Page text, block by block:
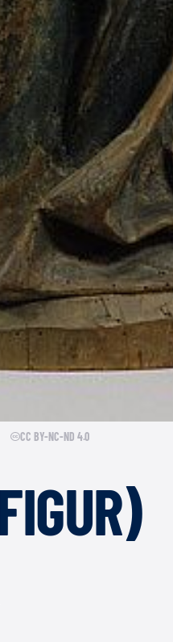
CC BY-NC-ND 4.0